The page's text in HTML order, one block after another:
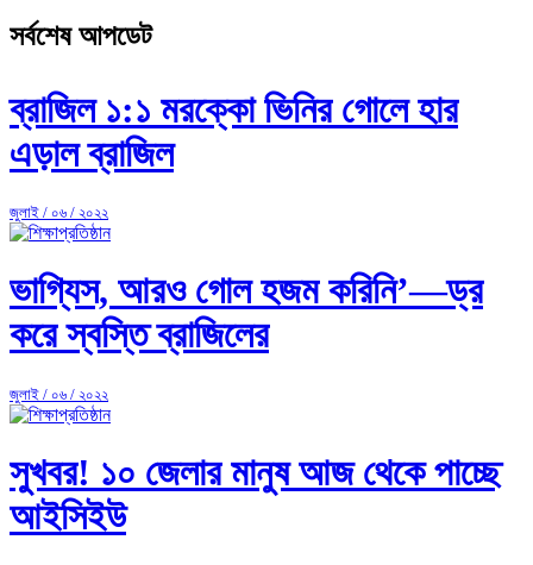
সর্বশেষ আপডেট
ব্রাজিল ১:১ মরক্কো ভিনির গোলে হার
এড়াল ব্রাজিল
জুলাই / ০৬ / ২০২২
ভাগ্যিস, আরও গোল হজম করিনি’—ড্র
করে স্বস্তি ব্রাজিলের
জুলাই / ০৬ / ২০২২
সুখবর! ১০ জেলার মানুষ আজ থেকে পাচ্ছে
আইসিইউ